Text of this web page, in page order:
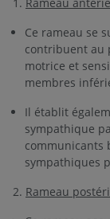
Ce rameau se
contribuent au
motrice et
membres
Il établit
sympathique
communicants
sympathiques
2. Rameau